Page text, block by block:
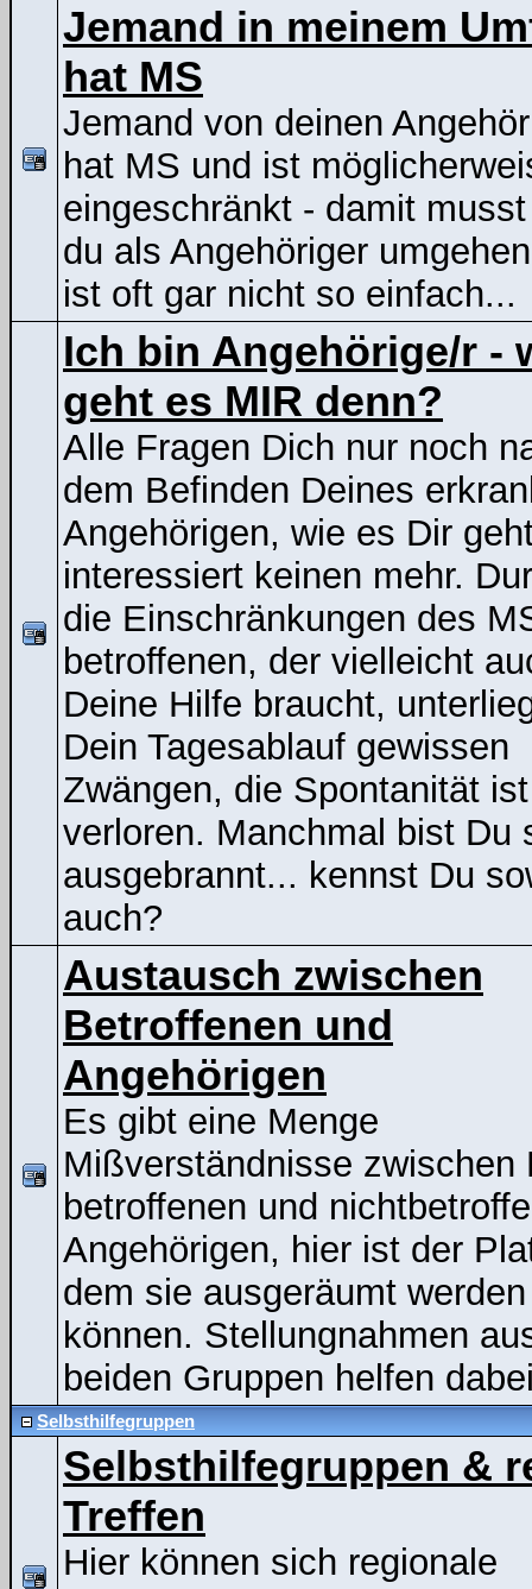
Jemand in meinem
hat MS
Jemand von deinen
hat MS und ist
eingeschränkt - damit
du als Angehöriger
ist oft gar nicht so einfach...
Ich bin Angehörige/r -
geht es MIR denn?
Alle Fragen Dich nur noch
dem Befinden Deines
Angehörigen, wie es Dir
interessiert keinen mehr.
die Einschränkungen des
betroffenen, der vielleicht
Deine Hilfe braucht,
Dein Tagesablauf gewissen
Zwängen, die Spontanität ist
verloren. Manchmal bist Du
ausgebrannt... kennst Du
auch?
Austausch zwischen
Betroffenen und
Angehörigen
Es gibt eine Menge
Mißverständnisse zwischen
betroffenen und
Angehörigen, hier ist der
dem sie ausgeräumt werden
können. Stellungnahmen
beiden Gruppen helfen
Selbsthilfegruppen
Selbsthilfegruppen &
Treffen
Hier können sich regionale